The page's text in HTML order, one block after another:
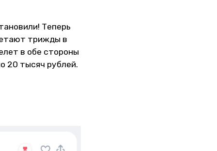
Теперь
трижды в
в обе стороны
20 тысяч рублей.